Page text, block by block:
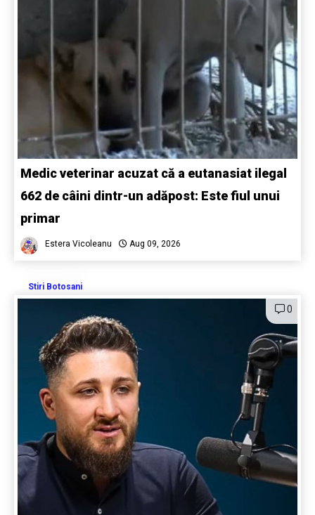
Medic veterinar acuzat că a eutanasiat ilegal
662 de câini dintr-un adăpost: Este fiul unui
primar
Estera Vicoleanu Aug 09, 2026
Stiri Botosani
0